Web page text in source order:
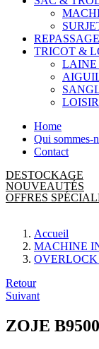
TRICOT &
LAINE
Home
Qui sommes-
Contact
DESTOCKAGE
NOUVEAUTÉS
OFFRES
Accueil
MACHINE
OVERLOCK
Navigation
de
l’article
Retour
Suivant
ZOJE